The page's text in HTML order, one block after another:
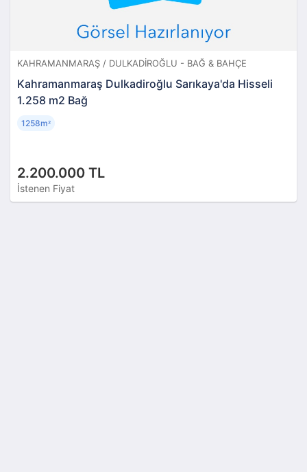
KAHRAMANMARAŞ / DULKADIROĞLU - BAĞ & BAHÇE
Kahramanmaraş Dulkadiroğlu Sarıkaya'da Hisseli
1.258 m2 Bağ
2.200.000 TL
İstenen Fiyat
1258m²